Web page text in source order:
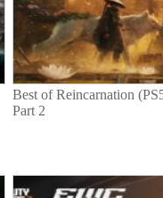
Best of Reincarnation
Part 2